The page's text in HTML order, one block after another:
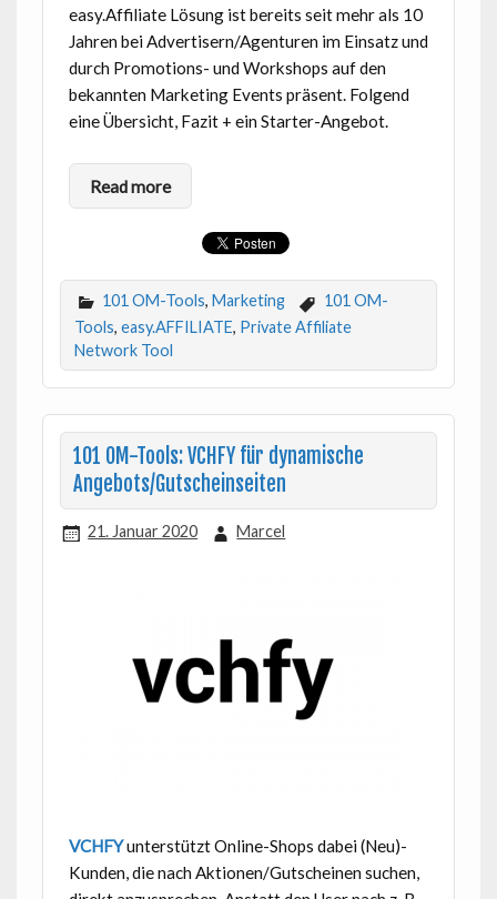
easy.Affiliate Lösung ist bereits seit mehr als 10
Jahren bei Advertisern/Agenturen im Einsatz und
durch Promotions- und Workshops auf den
bekannten Marketing Events präsent. Folgend
eine Übersicht, Fazit + ein Starter-Angebot.
Read more
101 OM-Tools, Marketing
101 OM-
Tools, easy.AFFILIATE, Private Affiliate
Network Tool
101 OM-Tools: VCHFY für dynamische
Angebots/Gutscheinseiten
21. Januar 2020 Marcel
VCHFYunterstützt Online-Shops dabei (Neu)-
Kunden, die nach Aktionen/Gutscheinen suchen,